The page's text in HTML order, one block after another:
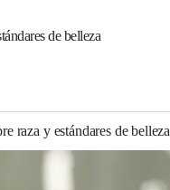
de belleza
raza y estándares de belleza